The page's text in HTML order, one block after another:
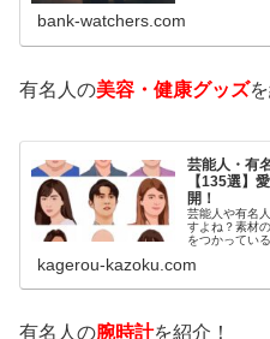
bank-watchers.com
有名人の美容・健康グッズ
芸能人・有
【135選】
開！
芸能人や有名
すよね？素材
をつかってい
いるのでしょ
kagerou-kazoku.com
有名人の腕時計を紹介！